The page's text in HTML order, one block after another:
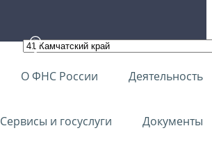
О ФНС России Деятельность
Сервисы и госуслуги Документы